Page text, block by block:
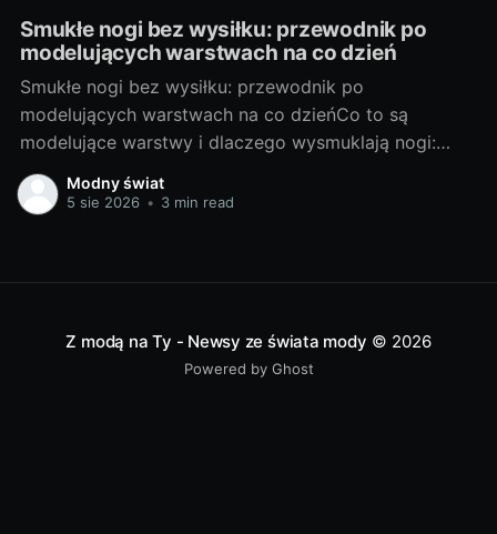
Smukłe nogi bez wysiłku: przewodnik po
modelujących warstwach na co dzień
Smukłe nogi bez wysiłku: przewodnik po
modelujących warstwach na co dzieńCo to są
modelujące warstwy i dlaczego wysmuklają nogi:
podstawy, rodzaje, na co zwrócić uwagęModelujące
warstwy to sprytne elementy garderoby, które
subtelnie kształtują sylwetkę. Działają optycznie
Modny świat
5 sie 2026 • 3 min read
Z modą na Ty - Newsy ze świata mody © 2026
Powered by Ghost